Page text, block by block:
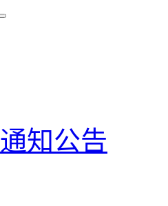
通知公告